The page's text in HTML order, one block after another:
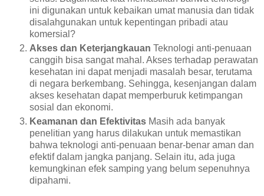
ini digunakan untuk kebaikan umat manusia dan tidak
disalahgunakan untuk kepentingan pribadi atau
komersial?
Akses dan Keterjangkauan Teknologi anti-penuaan
canggih bisa sangat mahal. Akses terhadap perawatan
kesehatan ini dapat menjadi masalah besar, terutama
di negara berkembang. Sehingga, kesenjangan dalam
akses kesehatan dapat memperburuk ketimpangan
sosial dan ekonomi.
Keamanan dan Efektivitas Masih ada banyak
penelitian yang harus dilakukan untuk memastikan
bahwa teknologi anti-penuaan benar-benar aman dan
efektif dalam jangka panjang. Selain itu, ada juga
kemungkinan efek samping yang belum sepenuhnya
dipahami.